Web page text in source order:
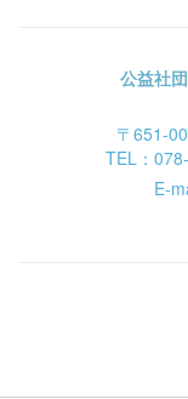
公益社
〒651-
TEL：
E-